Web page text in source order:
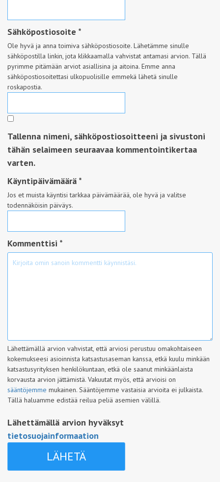
Sähköpostiosoite *
Ole hyvä ja anna toimiva sähköpostiosoite. Lähetämme sinulle
sähköpostilla linkin, jota klikkaamalla vahvistat antamasi arvion. Tällä
pyrimme pitämään arviot asiallisina ja aitoina. Emme anna
sähköpostiosoitettasi ulkopuolisille emmekä lähetä sinulle
roskapostia.
Tallenna nimeni, sähköpostiosoitteeni ja sivustoni
tähän selaimeen seuraavaa kommentointikertaa
varten.
Käyntipäivämäärä *
Jos et muista käyntisi tarkkaa päivämäärää, ole hyvä ja valitse
todennäköisin päiväys.
Kommenttisi *
Lähettämällä arvion vahvistat, että arviosi perustuu omakohtaiseen
kokemukseesi asioinnista katsastusaseman kanssa, etkä kuulu minkään
katsastusyrityksen henkilökuntaan, etkä ole saanut minkäänlaista
korvausta arvion jättämistä. Vakuutat myös, että arvioisi on
sääntöjemme mukainen. Sääntöjemme vastaisia arvioita ei julkaista.
Tällä haluamme edistää reilua peliä asemien välillä.
Lähettämällä arvion hyväksyt
tietosuojainformaation